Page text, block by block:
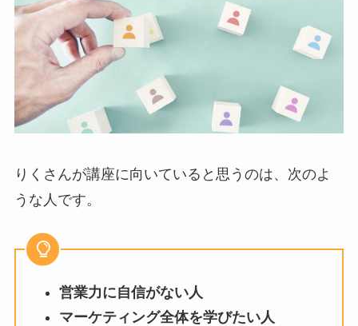
りくさんが講座に向いていると思うのは、次のよ
うな人です。
営業力に自信がない人
マーケティング全体を学びたい人